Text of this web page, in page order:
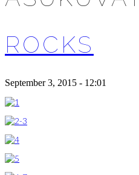
ROCKS
September 3, 2015 - 12:01